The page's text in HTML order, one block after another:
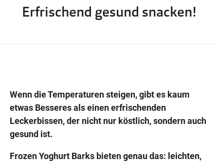
Wegbeschreibung
Erfrischend gesund snacken!
Wenn die Temperaturen steigen, gibt es kaum
etwas Besseres als einen erfrischenden
Leckerbissen, der nicht nur köstlich, sondern auch
gesund ist.
Frozen Yoghurt Barks bieten genau das: leichten,